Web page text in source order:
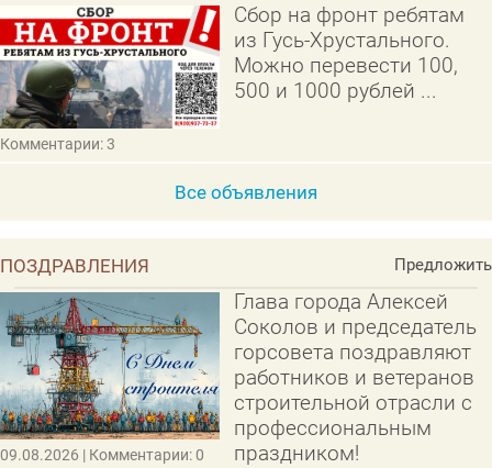
Сбор на фронт ребятам
из Гусь-Хрустального.
Можно перевести 100,
500 и 1000 рублей ...
Комментарии: 3
Все объявления
ПОЗДРАВЛЕНИЯ Предложить
Глава города Алексей
Соколов и председатель
горсовета поздравляют
работников и ветеранов
строительной отрасли с
профессиональным
праздником!
09.08.2026 | Комментарии: 0